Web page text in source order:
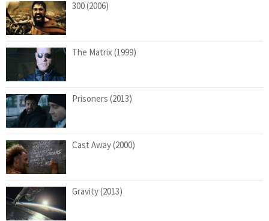
300 (2006)
The Matrix (1999)
Prisoners (2013)
Cast Away (2000)
Gravity (2013)